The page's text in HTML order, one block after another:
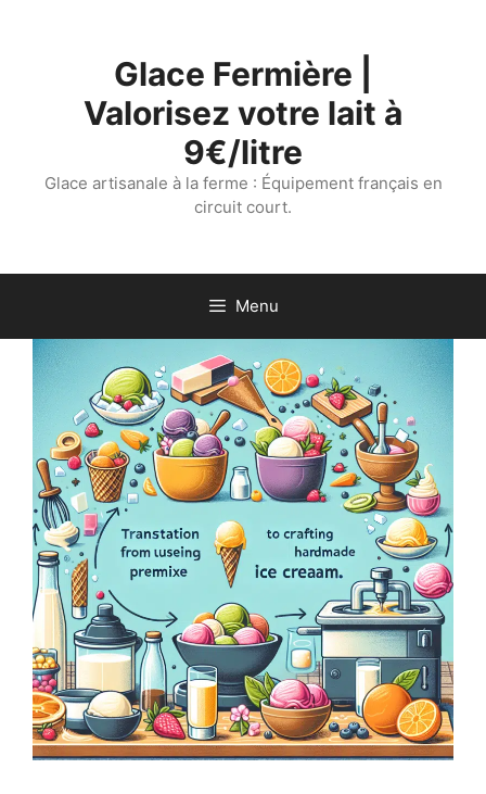
Glace Fermière |
Valorisez votre lait à
9€/litre
Glace artisanale à la ferme : Équipement français en
circuit court.
Menu